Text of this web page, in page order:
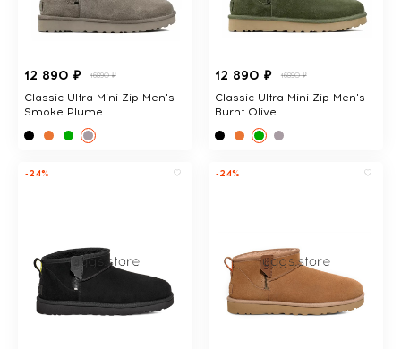
12 890 ₽ 16890 ₽
Classic Ultra Mini Zip Men's
Smoke Plume
12 890 ₽ 16890 ₽
Classic Ultra Mini Zip Men's
Burnt Olive
-24% -24%